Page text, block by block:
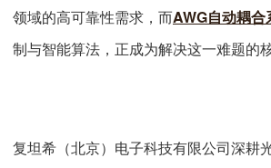
领域的高可靠性需求，而AWG自动耦合
制与智能算法，正成为解决这一难题的
复坦希（北京）电子科技有限公司深耕